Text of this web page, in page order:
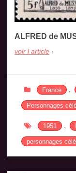
ALFRED de
voir l article
France ,
Personnages
1951 ,
personnages